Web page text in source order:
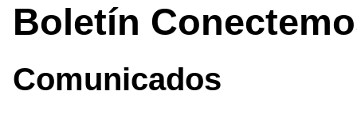
Boletín
Comunicados